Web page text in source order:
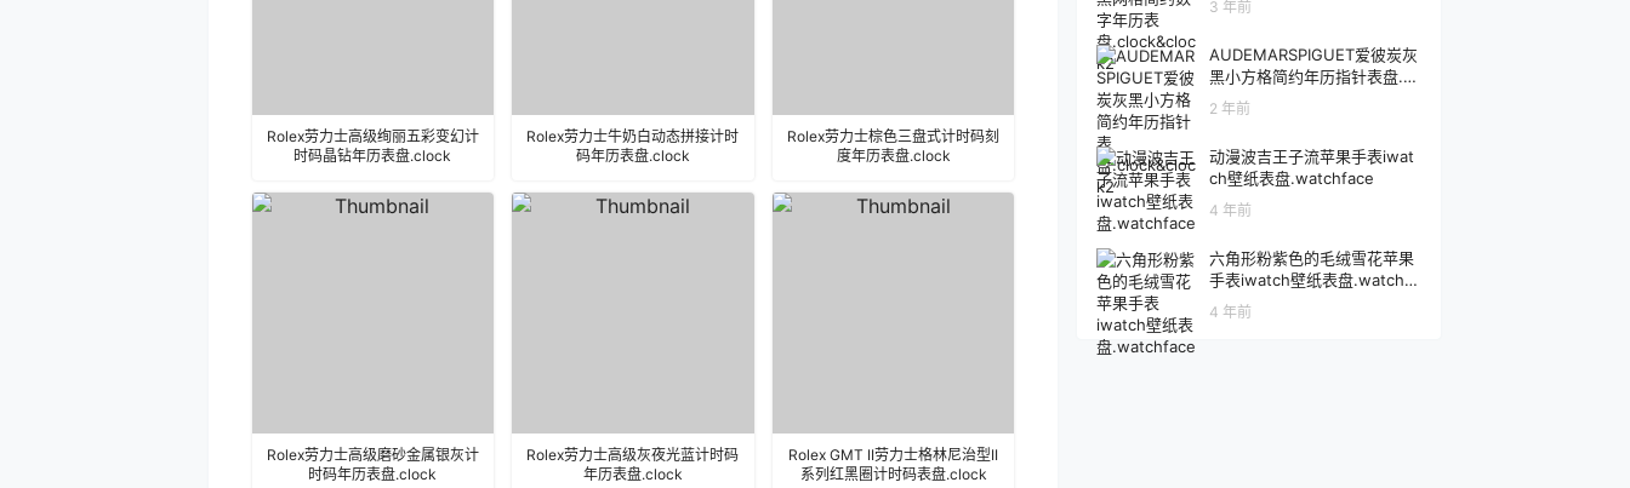
Rolex劳力士高级绚丽五彩变幻计
时码晶钻年历表盘.clock
Rolex劳力士牛奶白动态拼接计时
码年历表盘.clock
Rolex劳力士棕色三盘式计时码刻
度年历表盘.clock
Rolex劳力士高级磨砂金属银灰计
时码年历表盘.clock
Rolex劳力士高级灰夜光蓝计时码
年历表盘.clock
Rolex GMT II劳力士格林尼治型II
系列红黑圈计时码表盘.clock
3 年前
AUDEMARSPIGUET爱彼炭灰
黑小方格简约年历指针表盘.cl
ock&clock2
2 年前
动漫波吉王子流苹果手表iwat
ch壁纸表盘.watchface
4 年前
六角形粉紫色的毛绒雪花苹果
手表iwatch壁纸表盘.watchfa
ce
4 年前